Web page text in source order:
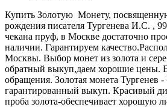
Купить Золотую Монету,
рождения писателя Тургенева И.С. ,
чекана пруф, в Москве достаточно
наличии. Гарантируем
Москвы. Выбор монет из золота и
обратный выкуп,даем хорошие цены.
обращения. Золотая монета Тургенев
гарантированный выкуп. Красивый
проба золота-обеспечивает хорошую